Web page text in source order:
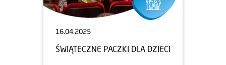
16.04.2025
ŚWIĄTECZNE PACZKI DLA DZIECI